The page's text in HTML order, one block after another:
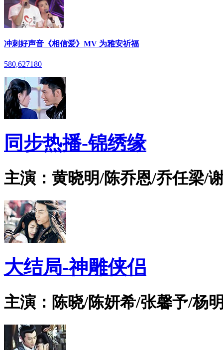
冲刺好声音《相信爱》MV 为雅安祈福
580,627180
同步热播-锦绣缘
主演：黄晓明/陈乔恩/乔任梁/
大结局-神雕侠侣
主演：陈晓/陈妍希/张馨予/杨